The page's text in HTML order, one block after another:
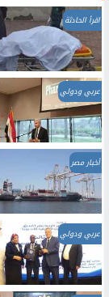
اقرأ الحادثة
عربي ودولي
أخبار مصر
عربي ودولي